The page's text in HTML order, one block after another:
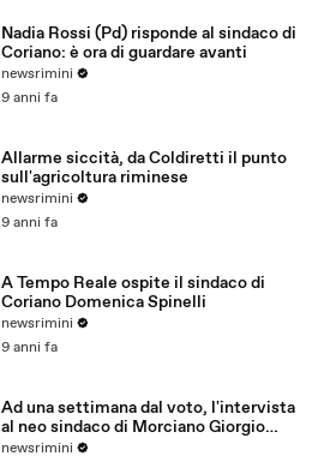
Nadia Rossi (Pd) risponde al sindaco di
Coriano: è ora di guardare avanti
newsrimini
9 anni fa
Allarme siccità, da Coldiretti il punto
sull'agricoltura riminese
newsrimini
9 anni fa
A Tempo Reale ospite il sindaco di
Coriano Domenica Spinelli
newsrimini
9 anni fa
Ad una settimana dal voto, l'intervista
al neo sindaco di Morciano Giorgio
Ciotti
newsrimini